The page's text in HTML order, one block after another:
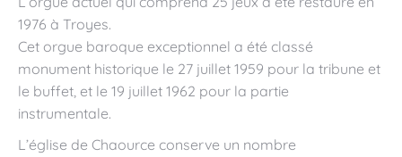
1976 à Troyes.
Cet orgue baroque exceptionnel a été classé
monument historique le 27 juillet 1959 pour la tribune et
le buffet, et le 19 juillet 1962 pour la partie
instrumentale.
L’église de Chaource conserve un nombre